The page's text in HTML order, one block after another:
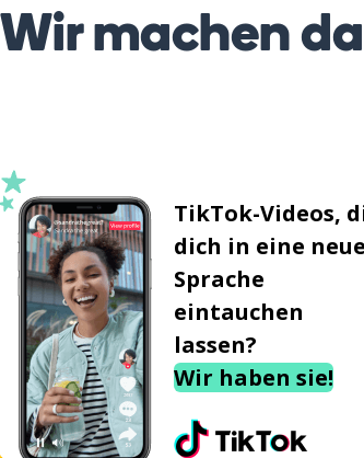
Wir machen
TikTok-Videos,
dich in eine neue
Sprache
eintauchen
lassen?
Wir haben sie!